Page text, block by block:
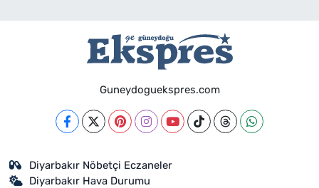
Guneydoguekspres.com
Diyarbakır Nöbetçi Eczaneler
Diyarbakır Hava Durumu